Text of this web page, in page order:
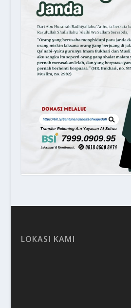
LOKASI KAMI